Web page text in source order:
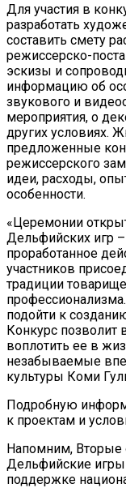
Для участия в
разработать
составить смету
режиссерско-
эскизы и
информацию об
звукового и
мероприятия, о
других условиях.
предложенные
режиссерского
идеи, расходы,
особенности.
«Церемонии
Дельфийских игр
проработанное
участников
традиции
подойти к
Конкурс
воплотить ее в
незабываемые
культуры Коми
Подробную
к проектам и
Напомним,
Дельфийские
поддержке